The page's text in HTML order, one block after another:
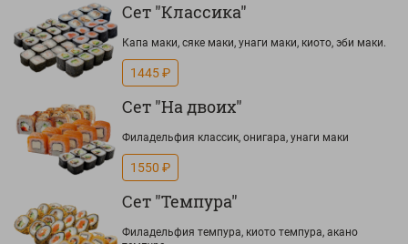
Сет "Классика"
Капа маки, сяке маки, унаги маки, киото, эби маки.
1445 ₽
Сет "На двоих"
Филадельфия классик, онигара, унаги маки
1550 ₽
Сет "Темпура"
Филадельфия темпура, киото темпура, акано